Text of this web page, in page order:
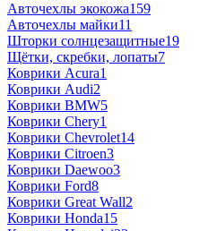
Авточехлы экокожа159
Авточехлы майки11
Шторки солнцезащитные19
Щётки, скребки, лопаты7
Коврики Acura1
Коврики Audi2
Коврики BMW5
Коврики Chery1
Коврики Chevrolet14
Коврики Citroen3
Коврики Daewoo3
Коврики Ford8
Коврики Great Wall2
Коврики Honda15